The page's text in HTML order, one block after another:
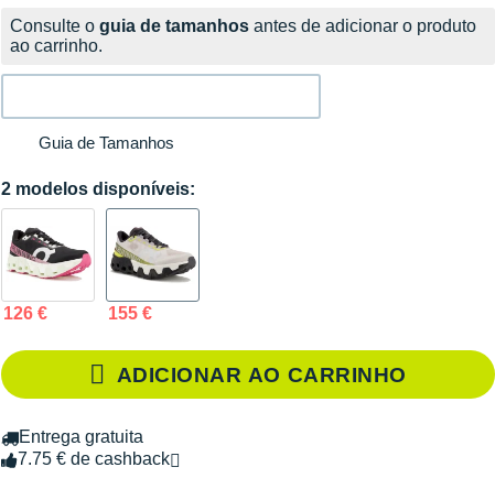
Consulte o guia de tamanhos antes de adicionar o produto
ao carrinho.
Guia de Tamanhos
2 modelos disponíveis:
126 € 155 €
ADICIONAR AO CARRINHO
Entrega gratuita
7.75 € de cashback